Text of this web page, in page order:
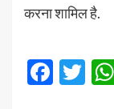
करना शामिल है.